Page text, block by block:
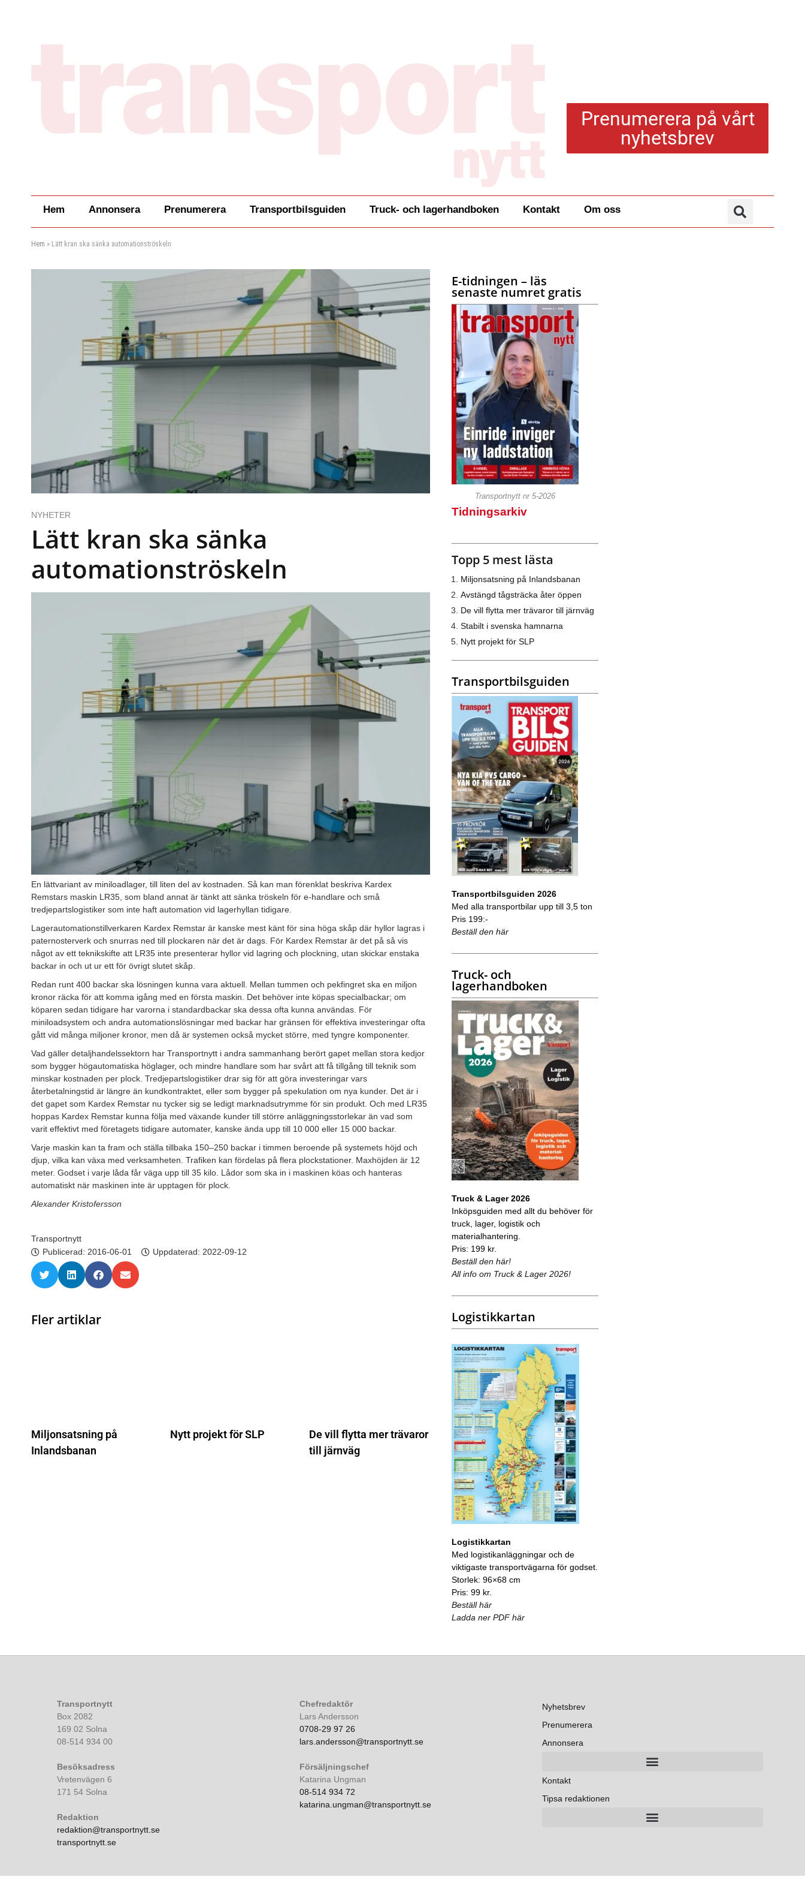
Prenumerera på vårt
nyhetsbrev
Hem Annonsera Prenumerera Transportbilsguiden Truck- och lagerhandboken Kontakt Om oss
Hem » Lätt kran ska sänka automationströskeln
NYHETER
Lätt kran ska sänka
automationströskeln
En lättvariant av miniloadlager, till liten del av kostnaden. Så kan man förenklat beskriva Kardex
Remstars maskin LR35, som bland annat är tänkt att sänka tröskeln för e-handlare och små
tredjepartslogistiker som inte haft automation vid lagerhyllan tidigare.
Lagerautomationstillverkaren Kardex Remstar är kanske mest känt för sina höga skåp där hyllor lagras i
paternosterverk och snurras ned till plockaren när det är dags. För Kardex Remstar är det på så vis
något av ett teknikskifte att LR35 inte presenterar hyllor vid lagring och plockning, utan skickar enstaka
backar in och ut ur ett för övrigt slutet skåp.
Redan runt 400 backar ska lösningen kunna vara aktuell. Mellan tummen och pekfingret ska en miljon
kronor räcka för att komma igång med en första maskin. Det behöver inte köpas specialbackar; om
köparen sedan tidigare har varorna i standardbackar ska dessa ofta kunna användas. För
miniloadsystem och andra automationslösningar med backar har gränsen för effektiva investeringar ofta
gått vid många miljoner kronor, men då är systemen också mycket större, med tyngre komponenter.
Vad gäller detaljhandelssektorn har Transportnytt i andra sammanhang berört gapet mellan stora kedjor
som bygger högautomatiska höglager, och mindre handlare som har svårt att få tillgång till teknik som
minskar kostnaden per plock. Tredjepartslogistiker drar sig för att göra investeringar vars
återbetalningstid är längre än kundkontraktet, eller som bygger på spekulation om nya kunder. Det är i
det gapet som Kardex Remstar nu tycker sig se ledigt marknadsutrymme för sin produkt. Och med LR35
hoppas Kardex Remstar kunna följa med växande kunder till större anläggningsstorlekar än vad som
varit effektivt med företagets tidigare automater, kanske ända upp till 10 000 eller 15 000 backar.
Varje maskin kan ta fram och ställa tillbaka 150–250 backar i timmen beroende på systemets höjd och
djup, vilka kan växa med verksamheten. Trafiken kan fördelas på flera plockstationer. Maxhöjden är 12
meter. Godset i varje låda får väga upp till 35 kilo. Lådor som ska in i maskinen köas och hanteras
automatiskt när maskinen inte är upptagen för plock.
Alexander Kristofersson
Transportnytt
Publicerad: 2016-06-01 Uppdaterad: 2022-09-12
Fler artiklar
Miljonsatsning på
Inlandsbanan
Nytt projekt för SLP
De vill flytta mer trävaror
till järnväg
E-tidningen – läs
senaste numret gratis
Transportnytt nr 5-2026
Tidningsarkiv
Topp 5 mest lästa
Miljonsatsning på Inlandsbanan
Avstängd tågsträcka åter öppen
De vill flytta mer trävaror till järnväg
Stabilt i svenska hamnarna
Nytt projekt för SLP
Transportbilsguiden
Transportbilsguiden 2026
Med alla transportbilar upp till 3,5 ton
Pris 199:-
Beställ den här
Truck- och
lagerhandboken
Truck & Lager 2026
Inköpsguiden med allt du behöver för
truck, lager, logistik och
materialhantering.
Pris: 199 kr.
Beställ den här!
All info om Truck & Lager 2026!
Logistikkartan
Logistikkartan
Med logistikanläggningar och de
viktigaste transportvägarna för godset.
Storlek: 96×68 cm
Pris: 99 kr.
Beställ här
Ladda ner PDF här
Transportnytt
Box 2082
169 02 Solna
08-514 934 00
Besöksadress
Vretenvägen 6
171 54 Solna
Redaktion
redaktion@transportnytt.se
transportnytt.se
Chefredaktör
Lars Andersson
0708-29 97 26
lars.andersson@transportnytt.se
Försäljningschef
Katarina Ungman
08-514 934 72
katarina.ungman@transportnytt.se
Nyhetsbrev
Prenumerera
Annonsera
Kontakt
Tipsa redaktionen